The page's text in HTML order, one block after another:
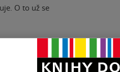
O to už se